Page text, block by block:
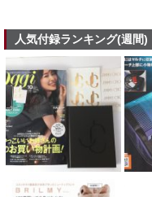
人気付録ランキング(週間)